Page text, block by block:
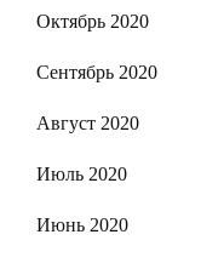
Октябрь 2020
Сентябрь 2020
Август 2020
Июль 2020
Июнь 2020